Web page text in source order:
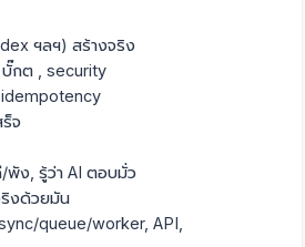
ฯลฯ) สร้างจริง
บั๊กต , security
idempotency
จ
ง, รู้ว่า AI ตอบมั่ว
งด้วยมัน
queue/worker, API,